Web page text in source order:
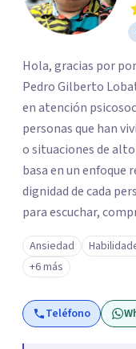
Hola, gracias por
Pedro Gilberto
en atención
personas que han
o situaciones de alto
basa en un enfoque
dignidad de cada
para escuchar,
emocionales a tu
importancia de
fortalezcan el
vida. Será un gusto acompañarte en este proceso. Quedo
atento para resolver
Ansiedad
+6 más
Teléfono